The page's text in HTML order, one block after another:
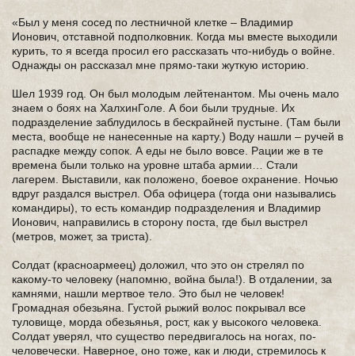
«Был у меня сосед по лестничной клетке – Владимир
Ионович, отставной подполковник. Когда мы вместе выходили
курить, то я всегда просил его рассказать что-нибудь о войне.
Однажды он рассказал мне прямо-таки жуткую историю.
Шел 1939 год. Он был молодым лейтенантом. Мы очень мало
знаем о боях на ХалхинГоле. А бои были трудные. Их
подразделение заблудилось в бескрайней пустыне. (Там были
места, вообще не нанесенные на карту.) Воду нашли – ручей в
распадке между сопок. А еды не было вовсе. Рации же в те
времена были только на уровне штаба армии… Стали
лагерем. Выставили, как положено, боевое охранение. Ночью
вдруг раздался выстрел. Оба офицера (тогда они назывались
командиры), то есть командир подразделения и Владимир
Ионович, направились в сторону поста, где был выстрел
(метров, может, за триста).
Солдат (красноармеец) доложил, что это он стрелял по
какому-то человеку (напомню, война была!). В отдалении, за
камнями, нашли мертвое тело. Это был не человек!
Громадная обезьяна. Густой рыжий волос покрывал все
туловище, морда обезьянья, рост, как у высокого человека.
Солдат уверял, что существо передвигалось на ногах, по-
человечески. Наверное, оно тоже, как и люди, стремилось к